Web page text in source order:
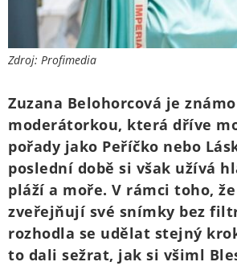
Zdroj: Profimedia
Zuzana Belohorcová je
moderátorkou, která dříve
pořady jako Peříčko nebo
poslední době si však užívá
pláží a moře. V rámci toho,
zveřejňují své snímky bez
rozhodla se udělat stejný
to dali sežrat, jak si všiml